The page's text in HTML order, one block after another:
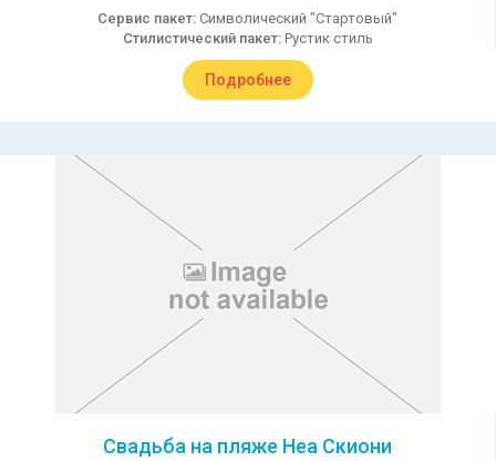
Сервис пакет: Символический "Стартовый"
Стилистический пакет: Рустик стиль
Подробнее
Свадьба на пляже Неа Скиони